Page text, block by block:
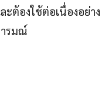
ต้องใช้ต่อเนื่องอย่าง
รมณ์